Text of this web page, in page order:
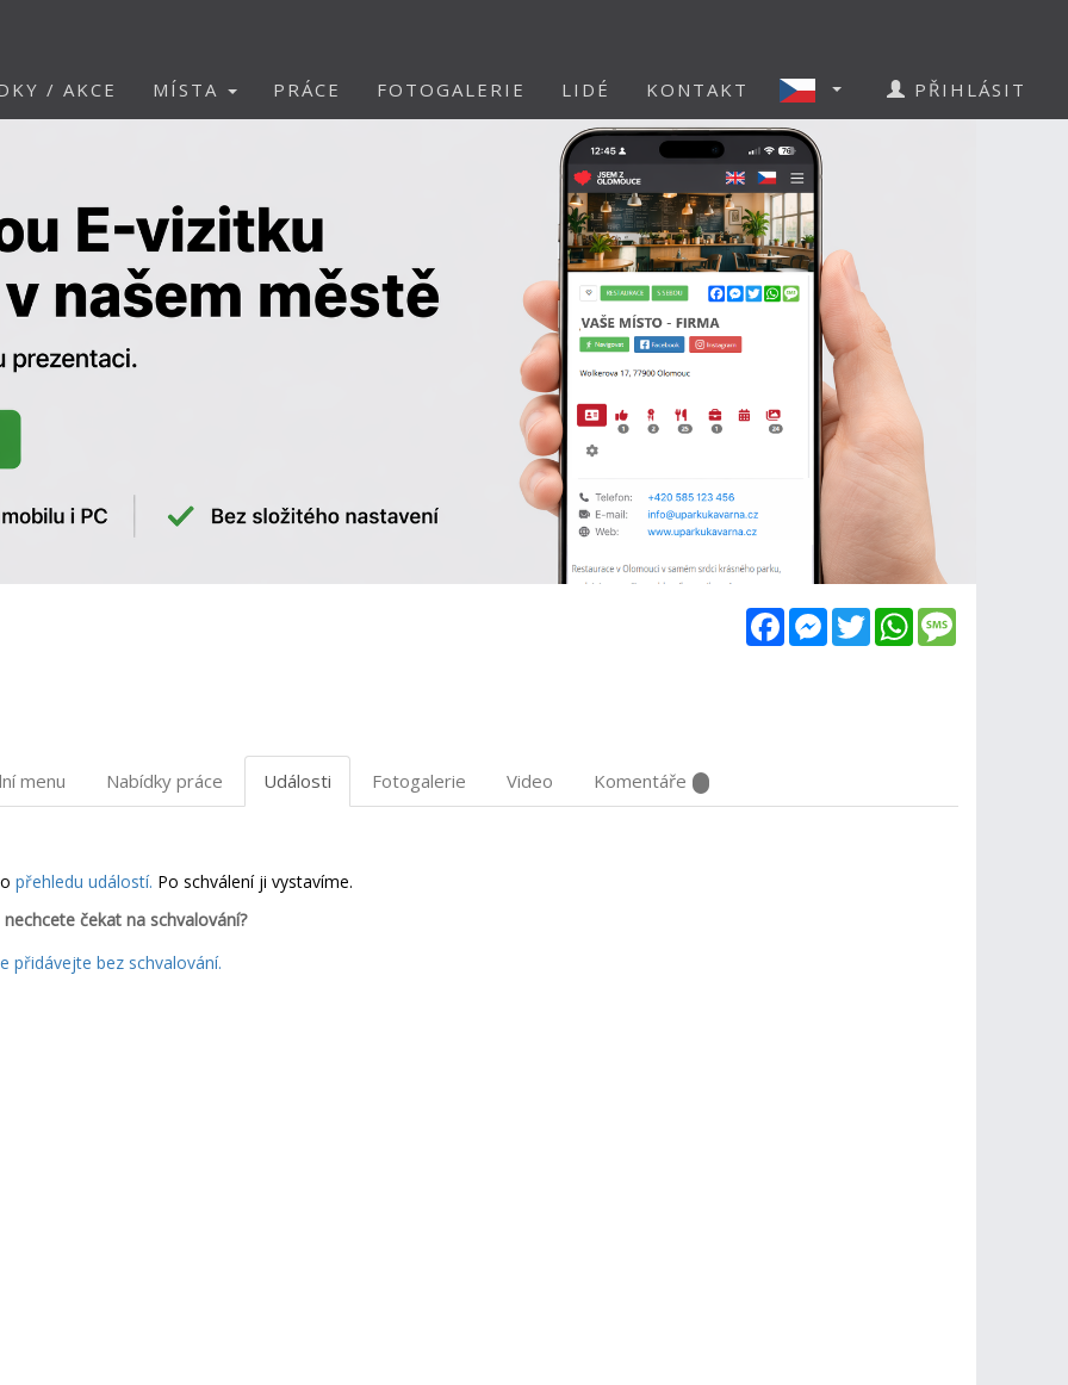
/ AKCE MÍSTA PRÁCE FOTOGALERIE LIDÉ KONTAKT PŘIHLÁSIT
FacebookMessenger
TwitterWhatsApp
menu Nabídky práce Události Fotogalerie Video Komentáře
přehledu událostí. Po schválení ji vystavíme.
čekat na schvalování?
přidávejte bez schvalování.